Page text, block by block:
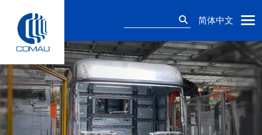
content
简体中文